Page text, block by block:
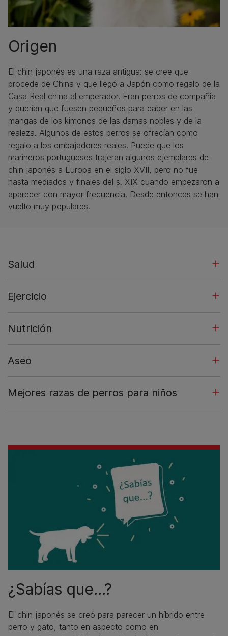
Origen
El chin japonés es una raza antigua: se cree que
procede de China y que llegó a Japón como regalo de la
Casa Real china al emperador. Eran perros de compañía
y querían que fuesen pequeños para caber en las
mangas de los kimonos de las damas nobles y de la
realeza. Algunos de estos perros se ofrecían como
regalo a los embajadores reales. Puede que los
marineros portugueses trajeran algunos ejemplares de
chin japonés a Europa en el siglo XVII, pero no fue
hasta mediados y finales del s. XIX cuando empezaron a
aparecer con mayor frecuencia. Desde entonces se han
vuelto muy populares.
Salud
Ejercicio
Nutrición
Aseo
Mejores razas de perros para niños
¿Sabías que...?
El chin japonés se creó para parecer un híbrido entre
perro y gato, tanto en aspecto como en